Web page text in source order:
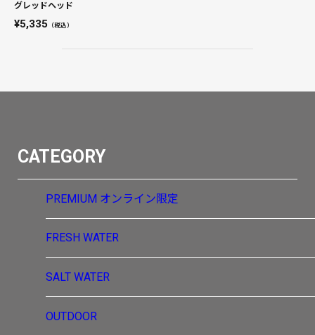
グレッドヘッド
5,335 （税込）
CATEGORY
PREMIUM オンライン限定
FRESH WATER
SALT WATER
OUTDOOR